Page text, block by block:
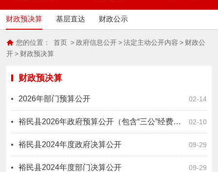
财政预决算 基层直达 财政公示
您的位置： 首页 > 政府信息公开 > 法定主动公开内容 > 财政公
开 > 财政预决算
财政预决算
02-14
2026年部门预算公开
02-10
裕民县2026年政府预算公开（包含“三公”经费预算）
09-29
裕民县2024年度政府决算公开
09-29
裕民县2024年度部门决算公开